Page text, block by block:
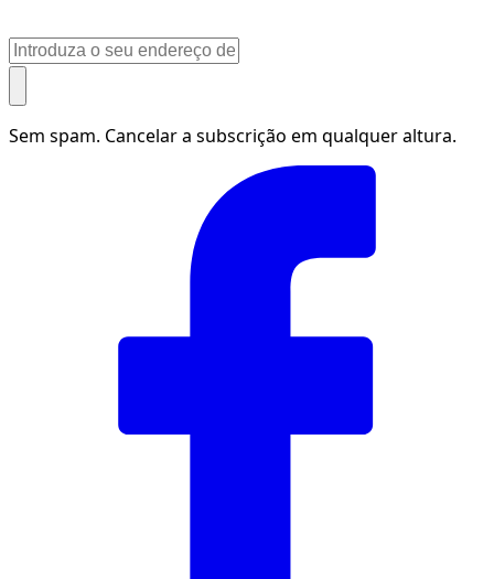
Sem spam. Cancelar a subscrição em qualquer altura.